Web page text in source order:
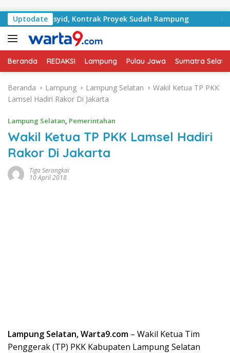
Uptodate
RA Basyid, Kontrak Proyek Sudah Rampung Bulan
Beranda REDAKSI Lampung Pulau Jawa Sumatra
Beranda Lampung Lampung Selatan
Wakil Ketua TP PKK
Lamsel Hadiri Rakor Di Jakarta
Lampung Selatan, Pemerintahan
Wakil Ketua TP PKK Lamsel Hadiri
Rakor Di Jakarta
Tiga Serangkai
10 April 2018
Lampung Selatan, Warta9.com – Wakil Ketua Tim
Penggerak (TP) PKK Kabupaten Lampung Selatan